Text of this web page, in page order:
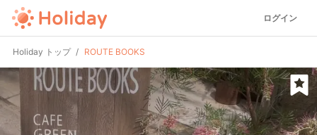
ログイン
Holiday トップ ROUTE BOOKS